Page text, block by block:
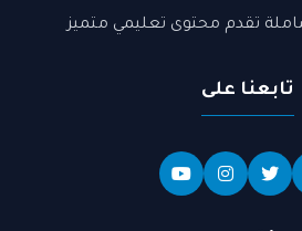
تقدم محتوى تعليمي متميز
تابعنا على